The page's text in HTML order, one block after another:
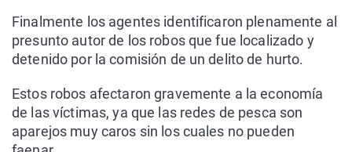
Finalmente los agentes identificaron plenamente al
presunto autor de los robos que fue localizado y
detenido por la comisión de un delito de hurto.
Estos robos afectaron gravemente a la economía
de las víctimas, ya que las redes de pesca son
aparejos muy caros sin los cuales no pueden